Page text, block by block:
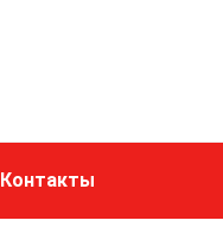
Контакты